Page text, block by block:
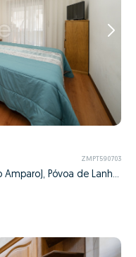
ZMPT590703
Póvoa de Lanhoso (Nossa Senhora do Amparo), Póvoa de Lanhoso, Braga